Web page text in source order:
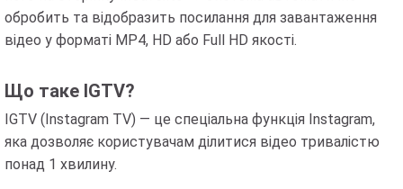
обробить та відобразить посилання для завантаження
відео у форматі MP4, HD або Full HD якості.
Що таке IGTV?
IGTV (Instagram TV) — це спеціальна функція Instagram,
яка дозволяє користувачам ділитися відео тривалістю
понад 1 хвилину.